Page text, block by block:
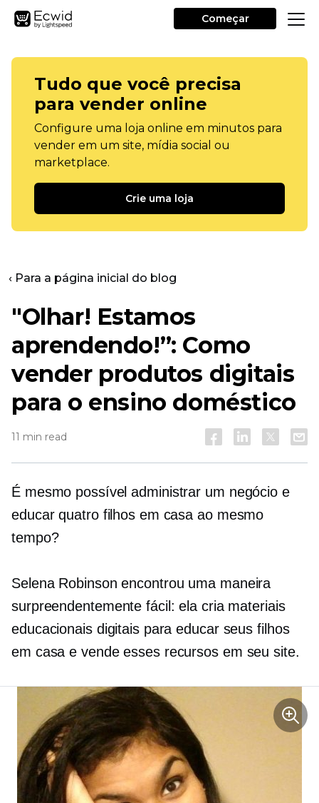
Começar
Tudo que você precisa
para vender online
Configure uma loja online em minutos para
vender em um site, mídia social ou
marketplace.
Crie uma loja
‹ Para a página inicial do blog
"Olhar! Estamos
aprendendo!”: Como
vender produtos digitais
para o ensino doméstico
11 min read
É mesmo possível administrar um negócio e
educar quatro filhos em casa ao mesmo
tempo?
Selena Robinson encontrou uma maneira
surpreendentemente fácil: ela cria materiais
educacionais digitais para educar seus filhos
em casa e vende esses recursos em seu site.